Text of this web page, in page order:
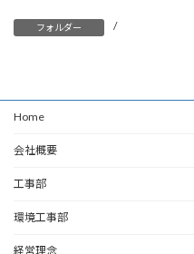
フォルダー /
Home
会社概要
工事部
環境工事部
経営理念